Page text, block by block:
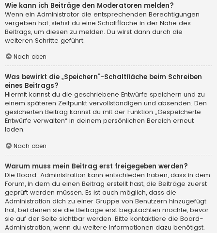
Wie kann ich Beiträge den Moderatoren melden?
Wenn ein Administrator die entsprechenden Berechtigungen
vergeben hat, siehst du eine Schaltfläche in der Nähe des
Beitrags, um diesen zu melden. Du wirst dann durch die
weiteren Schritte geführt.
Nach oben
Was bewirkt die „Speichern“-Schaltfläche beim Schreiben
eines Beitrags?
Hiermit kannst du die geschriebene Entwürfe speichern und zu
einem späteren Zeitpunkt vervollständigen und absenden. Den
gesicherten Beitrag kannst du mit der Funktion „Gespeicherte
Entwürfe verwalten“ in deinem persönlichen Bereich erneut
laden.
Nach oben
Warum muss mein Beitrag erst freigegeben werden?
Die Board-Administration kann entschieden haben, dass in dem
Forum, in dem du einen Beitrag erstellt hast, die Beiträge zuerst
geprüft werden müssen. Es ist auch möglich, dass die
Administration dich zu einer Gruppe von Benutzern hinzugefügt
hat, bei denen sie die Beiträge erst begutachten möchte, bevor
sie auf der Seite sichtbar werden. Bitte kontaktiere die Board-
Administration, wenn du weitere Informationen dazu benötigst.